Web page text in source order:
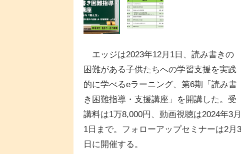
エッジは2023年12月1日、読み書きの
困難がある子供たちへの学習支援を実践
的に学べるeラーニング、第6期「読み書
き困難指導・支援講座」を開講した。受
講料は1万8,000円、動画視聴は2024年3月
1日まで。フォローアップセミナーは2月3
日に開催する。